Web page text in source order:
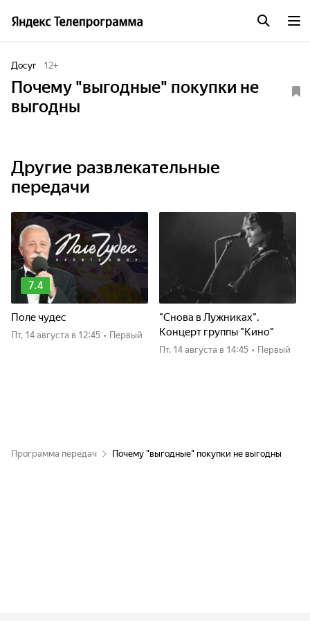
Досуг 12+
Почему "выгодные" покупки не
выгодны
Другие развлекательные
передачи
7.4
Поле чудес
пт, 14 августа в 12:45 • Первый
"Снова в Лужниках".
Концерт группы "Кино"
пт, 14 августа в 14:45 • Первый
Программа передач Почему "выгодные" покупки не выгодны